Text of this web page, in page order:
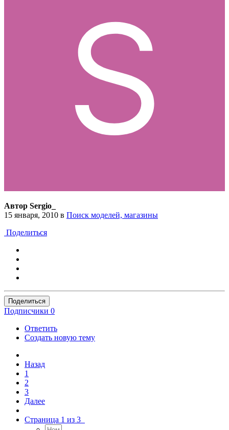
Автор Sergio_
15 января, 2010 в Поиск моделей, магазины
Поделиться
Поделиться
Подписчики 0
Ответить
Создать новую тему
Назад
1
2
3
Далее
Страница 1 из 3